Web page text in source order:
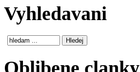
Vyhledavani